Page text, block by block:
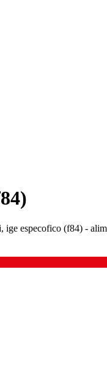
ige especofico (f84) -